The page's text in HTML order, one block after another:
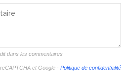
dans les commentaires
et Google - Politique de confidentialité